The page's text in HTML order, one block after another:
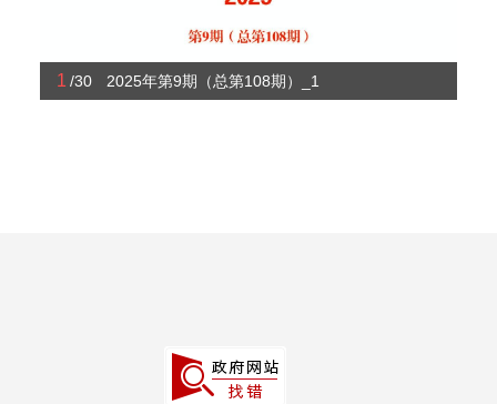
1 /30 2025年第9期（总第108期）_1